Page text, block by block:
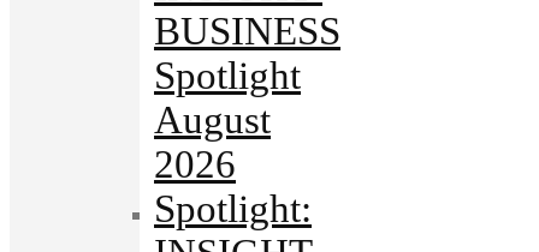
BUSINESS
Spotlight
August
2026
Spotlight: